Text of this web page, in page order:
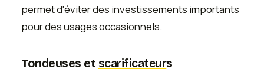
permet d'éviter des investissements importants
pour des usages occasionnels.
Tondeuses et scarificateurs